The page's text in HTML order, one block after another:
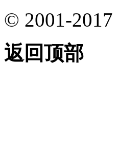
© 2001-2017
返回顶部